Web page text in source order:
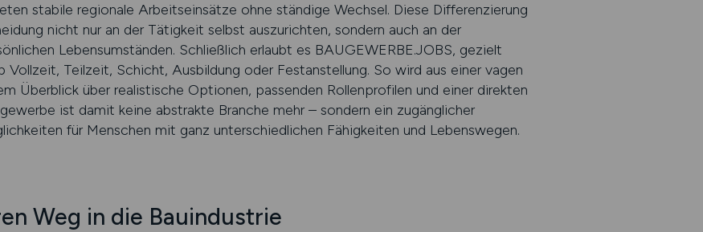
stabile regionale Arbeitseinsätze ohne ständige Wechsel. Diese Differenzierung
nicht nur an der Tätigkeit selbst auszurichten, sondern auch an der
Lebensumständen. Schließlich erlaubt es BAUGEWERBE.JOBS, gezielt
Vollzeit, Teilzeit, Schicht, Ausbildung oder Festanstellung. So wird aus einer vagen
Überblick über realistische Optionen, passenden Rollenprofilen und einer direkten
ist damit keine abstrakte Branche mehr – sondern ein zugänglicher
für Menschen mit ganz unterschiedlichen Fähigkeiten und Lebenswegen.
Weg in die Bauindustrie